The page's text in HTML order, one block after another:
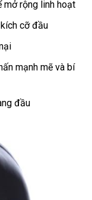
mở rộng linh hoạt
cỡ đầu
mạnh mẽ và bí
đầu